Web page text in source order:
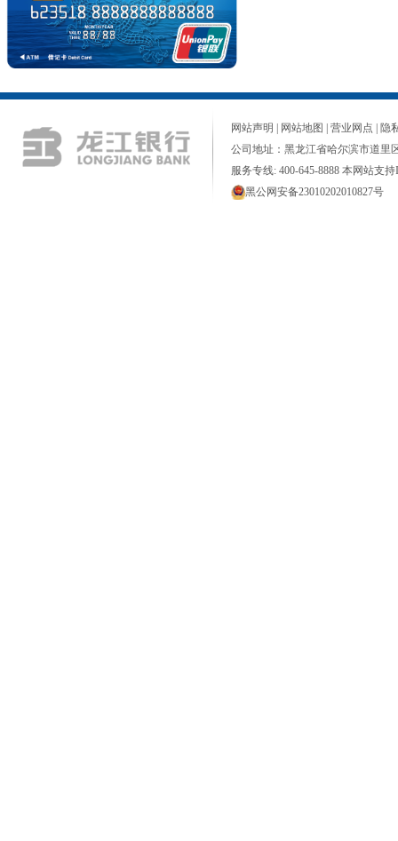
网站声明 | 网站地图 | 营业网点 | 隐
公司地址：黑龙江省哈尔滨市道里
服务专线: 400-645-8888 本网站支持
黑公网安备23010202010827号